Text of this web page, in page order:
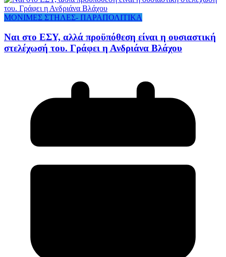
ΜΟΝΙΜΕΣ ΣΤΗΛΕΣ- ΠΑΡΑΠΟΛΙΤΙΚΑ
Ναι στο ΕΣΥ, αλλά προϋπόθεση είναι η ουσιαστική
στελέχωσή του. Γράφει η Ανδριάνα Βλάχου